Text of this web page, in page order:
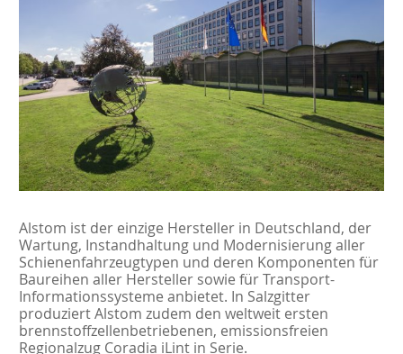
Alstom ist der einzige Hersteller in Deutschland, der
Wartung, Instandhaltung und Modernisierung aller
Schienenfahrzeugtypen und deren Komponenten für
Baureihen aller Hersteller sowie für Transport-
Informationssysteme anbietet. In Salzgitter
produziert Alstom zudem den weltweit ersten
brennstoffzellenbetriebenen, emissionsfreien
Regionalzug Coradia iLint in Serie.